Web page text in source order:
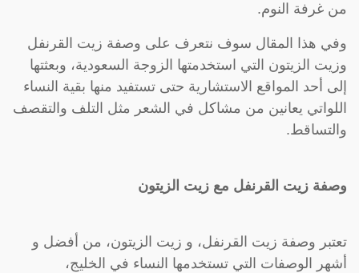
من غرفة النوم.
وفي هذا المقال سوف نتعرف على وصفة زيت القرنفل
وزيت الزيتون التي استخدمتها الزوجة السعودية، وبعثتها
إلى أحد المواقع الاستشارية حتى تستفيد منها بقية النساء
اللواتي يعانين من مشاكل في الشعر مثل التلف والتقصف
والتساقط.
وصفة زيت القرنفل مع زيت الزيتون
تعتبر وصفة زيت القرنفل، و زيت الزيتون، من أفضل و
أشهر الوصفات التي تستخدمها النساء في الخليج،